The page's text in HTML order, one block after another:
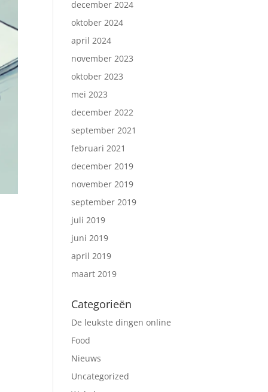
december 2024
oktober 2024
april 2024
november 2023
oktober 2023
mei 2023
december 2022
september 2021
februari 2021
december 2019
november 2019
september 2019
juli 2019
juni 2019
april 2019
maart 2019
Categorieën
De leukste dingen online
Food
Nieuws
Uncategorized